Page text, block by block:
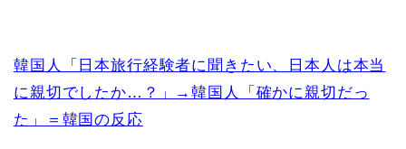
韓国人「日本旅行経験者に聞きたい、日本人は本当
に親切でしたか…？」→韓国人「確かに親切だっ
た」＝韓国の反応